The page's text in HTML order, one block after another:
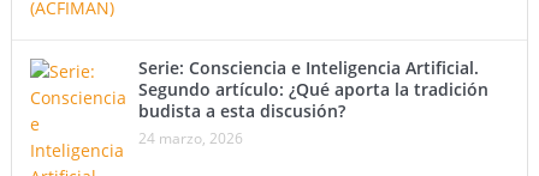
Serie: Consciencia e Inteligencia Artificial.
Segundo artículo: ¿Qué aporta la tradición
budista a esta discusión?
24 marzo, 2026